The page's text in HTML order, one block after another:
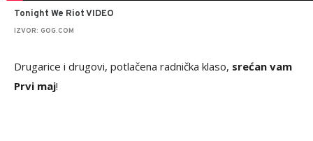
Tonight We Riot VIDEO
IZVOR: GOG.COM
Drugarice i drugovi, potlačena radnička klaso, srećan vam
Prvi maj!